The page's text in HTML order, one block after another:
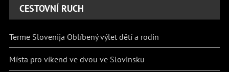
CESTOVNÍ RUCH
Terme Slovenija Oblíbený výlet dětí a rodin
Místa pro víkend ve dvou ve Slovinsku